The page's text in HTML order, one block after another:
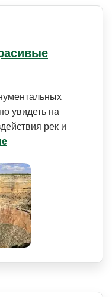
увидеть на
рек и